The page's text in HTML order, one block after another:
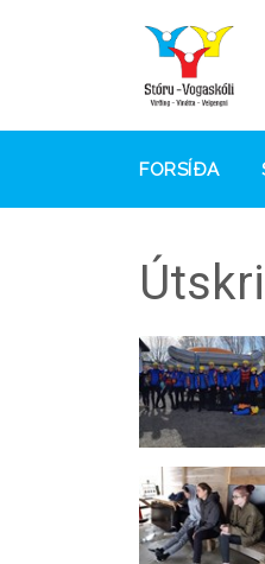
FORSÍÐA